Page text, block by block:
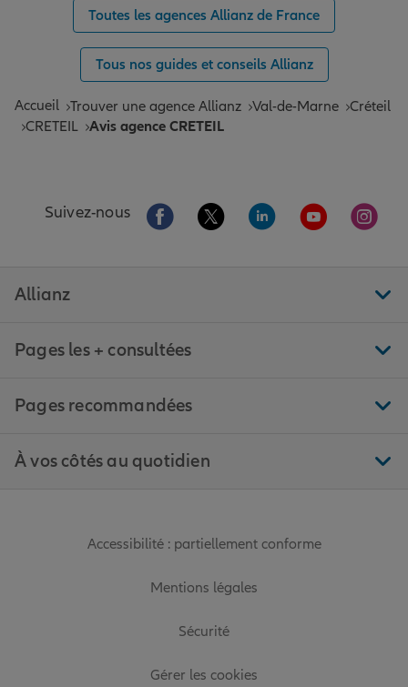
Toutes les agences Allianz de France
Tous nos guides et conseils Allianz
Accueil Trouver une agence Allianz Val-de-Marne Créteil
CRETEIL Avis agence CRETEIL
Suivez-nous Aller sur la page Facebook de Allianz
Aller sur la page Twitter de
Aller sur la page
Aller sur la
Aller
Allianz
Pages les + consultées
Pages recommandées
À vos côtés au quotidien
Accessibilité : partiellement conforme
Mentions légales
Sécurité
Gérer les cookies